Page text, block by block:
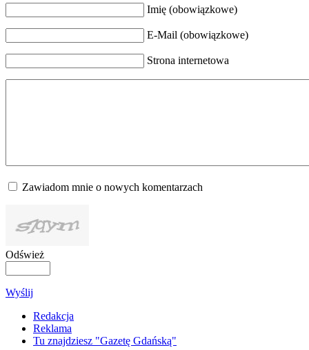
Imię (obowiązkowe)
E-Mail (obowiązkowe)
Strona internetowa
Zawiadom mnie o nowych komentarzach
Odśwież
Wyślij
Redakcja
Reklama
Tu znajdziesz "Gazetę Gdańską"